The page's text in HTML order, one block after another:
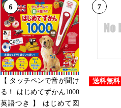
6
【 タッチペンで音が聞け
る！ はじめてずかん1000
英語つき 】 はじめて図
7
送料無料